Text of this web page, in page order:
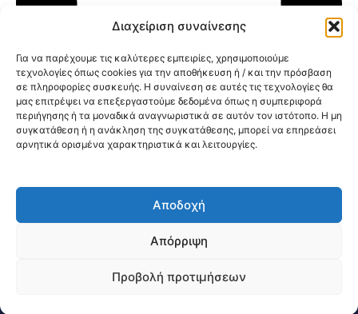
Διαχείριση συναίνεσης
Για να παρέχουμε τις καλύτερες εμπειρίες, χρησιμοποιούμε
τεχνολογίες όπως cookies για την αποθήκευση ή / και την πρόσβαση
σε πληροφορίες συσκευής. Η συναίνεση σε αυτές τις τεχνολογίες θα
μας επιτρέψει να επεξεργαστούμε δεδομένα όπως η συμπεριφορά
περιήγησης ή τα μοναδικά αναγνωριστικά σε αυτόν τον ιστότοπο. Η μη
συγκατάθεση ή η ανάκληση της συγκατάθεσης, μπορεί να επηρεάσει
αρνητικά ορισμένα χαρακτηριστικά και λειτουργίες.
Αποδοχή
Απόρριψη
Προβολή προτιμήσεων
Κοινοποίηση:
@2026 3ype.gr All rights reserved
Θεσσαλονίκη, ΕλλάδαΤηλ: +30 2311 226 200
00377 Website Visits: 1598855